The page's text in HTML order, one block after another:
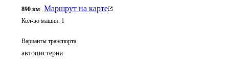
890 км Маршрут на карте
Кол-во машин: 1
Варианты транспорта
автоцистерна